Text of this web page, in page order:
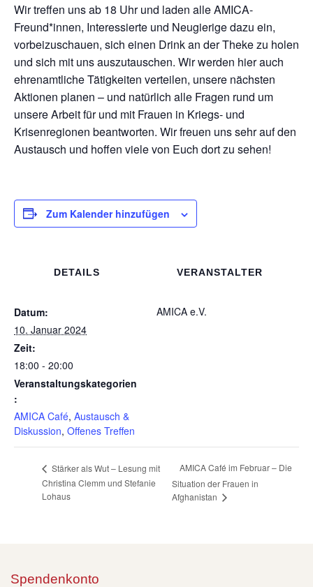
Wir treffen uns ab 18 Uhr und laden alle AMICA-
Freund*innen, Interessierte und Neugierige dazu ein,
vorbeizuschauen, sich einen Drink an der Theke zu holen
und sich mit uns auszutauschen. Wir werden hier auch
ehrenamtliche Tätigkeiten verteilen, unsere nächsten
Aktionen planen – und natürlich alle Fragen rund um
unsere Arbeit für und mit Frauen in Kriegs- und
Krisenregionen beantworten. Wir freuen uns sehr auf den
Austausch und hoffen viele von Euch dort zu sehen!
Zum Kalender hinzufügen
DETAILS
Datum:
10. Januar 2024
Zeit:
18:00 - 20:00
Veranstaltungskategorien
:
AMICA Café, Austausch &
Diskussion, Offenes Treffen
VERANSTALTER
AMICA e.V.
Stärker als Wut – Lesung mit
Christina Clemm und Stefanie
Lohaus
AMICA Café im Februar – Die
Situation der Frauen in
Afghanistan
Spendenkonto